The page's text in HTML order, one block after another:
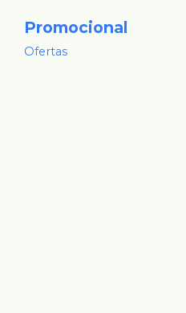
Promocional
Ofertas